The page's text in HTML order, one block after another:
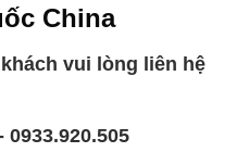
China
vui lòng liên hệ
0933.920.505